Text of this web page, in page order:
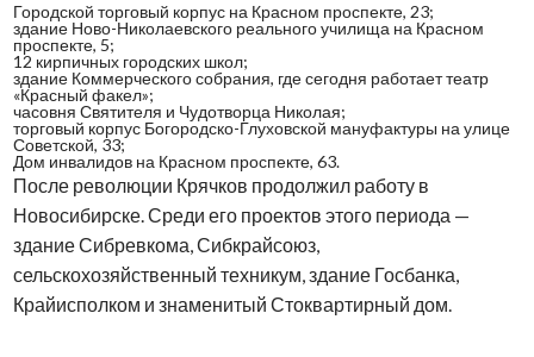
Городской торговый корпус на Красном проспекте, 23;
здание Ново-Николаевского реального училища на Красном
проспекте, 5;
12 кирпичных городских школ;
здание Коммерческого собрания, где сегодня работает театр
«Красный факел»;
часовня Святителя и Чудотворца Николая;
торговый корпус Богородско-Глуховской мануфактуры на улице
Советской, 33;
Дом инвалидов на Красном проспекте, 63.
После революции Крячков продолжил работу в
Новосибирске. Среди его проектов этого периода —
здание Сибревкома, Сибкрайсоюз,
сельскохозяйственный техникум, здание Госбанка,
Крайисполком и знаменитый Стоквартирный дом.